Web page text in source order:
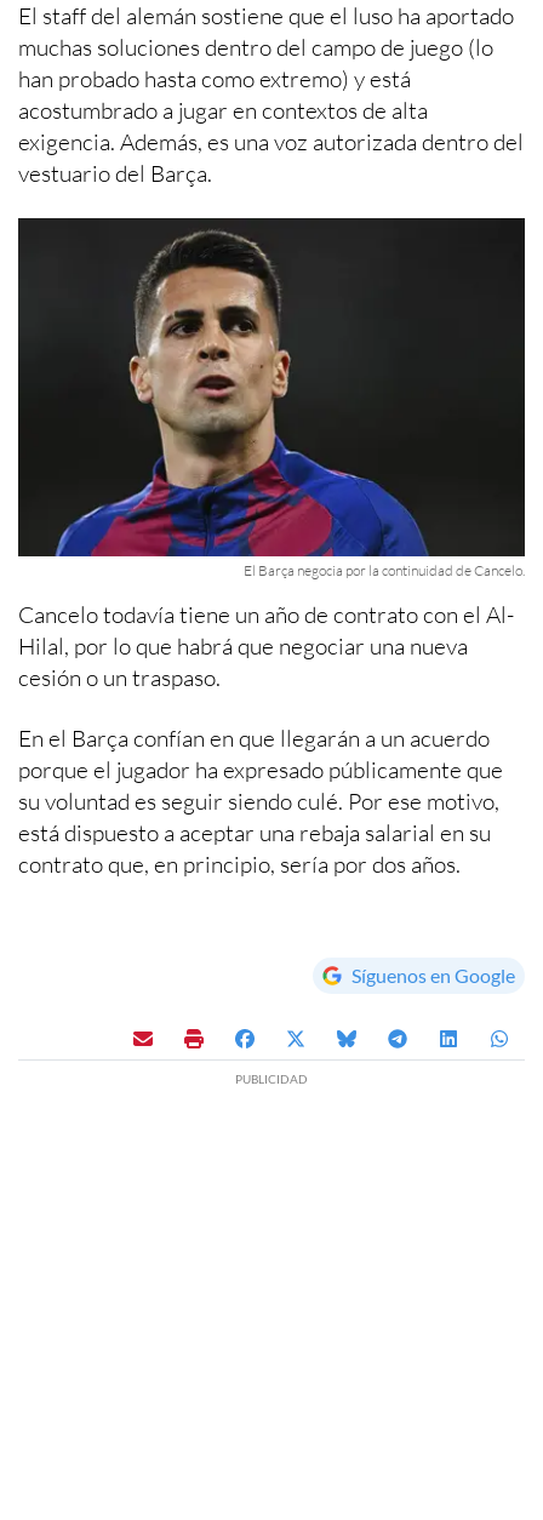
El staff del alemán sostiene que el luso ha aportado
muchas soluciones dentro del campo de juego (lo
han probado hasta como extremo) y está
acostumbrado a jugar en contextos de alta
exigencia. Además, es una voz autorizada dentro del
vestuario del Barça.
El Barça negocia por la continuidad de Cancelo.
Cancelo todavía tiene un año de contrato con el Al-
Hilal, por lo que habrá que negociar una nueva
cesión o un traspaso.
En el Barça confían en que llegarán a un acuerdo
porque el jugador ha expresado públicamente que
su voluntad es seguir siendo culé. Por ese motivo,
está dispuesto a aceptar una rebaja salarial en su
contrato que, en principio, sería por dos años.
Síguenos en Google